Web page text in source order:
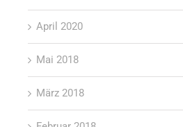
April 2020
Mai 2018
März 2018